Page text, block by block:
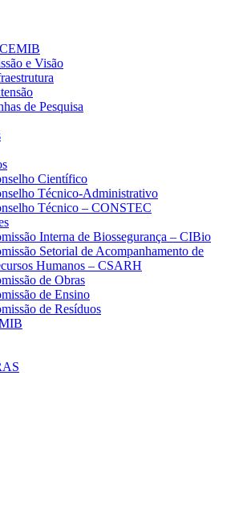
e Visão
de Pesquisa
Científico
Técnico-Administrativo
Técnico – CONSTEC
Interna de Biossegurança – CIBio
Setorial de Acompanhamento de
Humanos – CSARH
de Obras
de Ensino
de Resíduos